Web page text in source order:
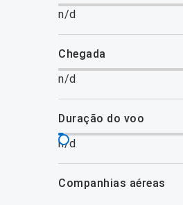
n/d
chegada
n/d
duração do voo
n/d
companhias aéreas